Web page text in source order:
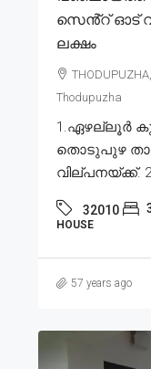
സെൻ്റ് ഓട്
ലക്ഷം
Thodupuzha
1.ഏഴല്ലൂർ
തൊടുപുഴ
വില്പനയ്ക്ക്.
32010
HOUSE
57 years ago